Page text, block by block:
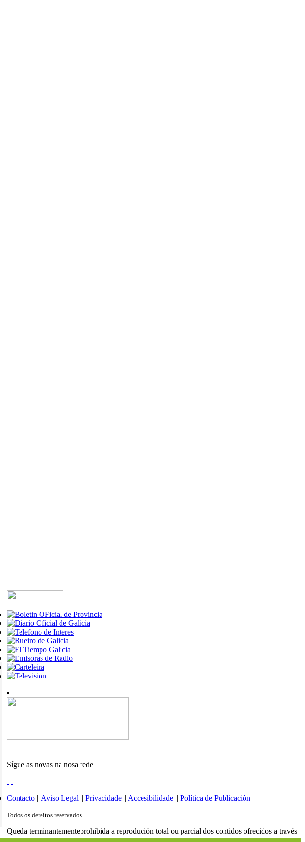
Sígue as novas na nosa rede
Contacto || Aviso Legal || Privacidade || Accesibilidade || Política de Publicación
Todos os dereitos reservados.
Queda terminantementeprohibida a reprodución total ou parcial dos contidos ofrecidos a través